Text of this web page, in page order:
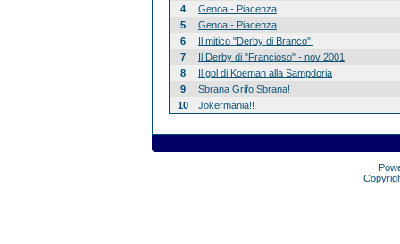
4
Genoa - Piacenza
5
Genoa - Piacenza
6
Il mitico "Derby di Branco"!
7
Il Derby di "Francioso" - nov 2001
8
Il gol di Koeman alla Sampdoria
9
Sbrana Grifo Sbrana!
10
Jokermania!!